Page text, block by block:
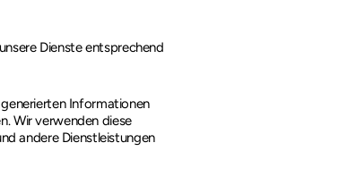
Dienste entsprechend
Informationen
Wir verwenden diese
andere Dienstleistungen